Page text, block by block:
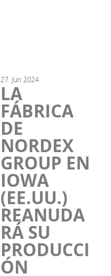
27. Jun 2024
LA
FÁBRICA
DE
NORDEX
GROUP EN
IOWA
(EE.UU.)
REANUDA
RÁ SU
PRODUCCI
ÓN